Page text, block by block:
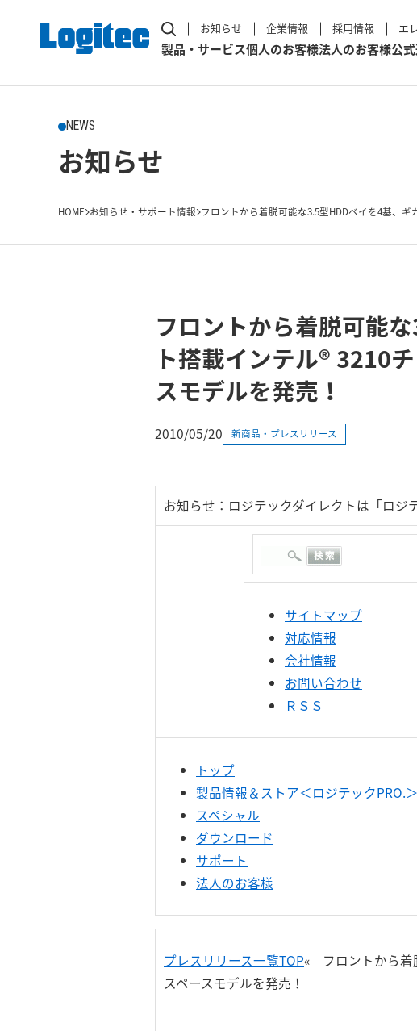
お知らせ 企業情報 採用情報 エ
製品・サービス個人のお客様法人のお客様公
NEWS
お知らせ
HOME お知らせ・サポート情報 フロントから着脱可能な3.5型HDDベイを4基、ギ
フロントから着脱可能
ト搭載インテル® 3210
スモデルを発売！
2010/05/20 新商品・プレスリリース
お知らせ：ロジテックダイレクトは「ロジ
サイトマップ
対応情報
会社情報
お問い合わせ
ＲＳＳ
トップ
製品情報＆ストア＜ロジテックPRO.＞
スペシャル
ダウンロード
サポート
法人のお客様
プレスリリース一覧TOP« フロントから着
スペースモデルを発売！